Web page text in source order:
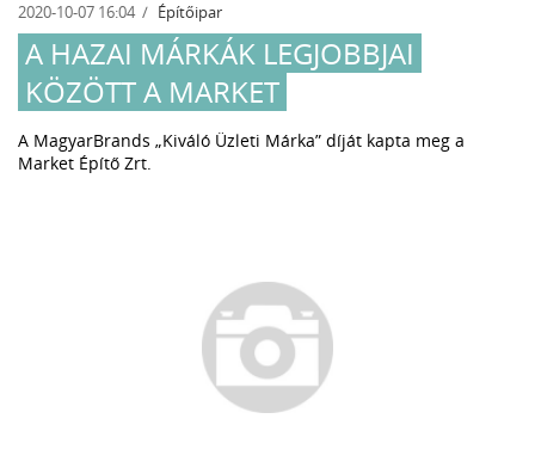
2020-10-07 16:04 Építőipar
A HAZAI MÁRKÁK LEGJOBBJAI
KÖZÖTT A MARKET
A MagyarBrands „Kiváló Üzleti Márka” díját kapta meg a
Market Építő Zrt.